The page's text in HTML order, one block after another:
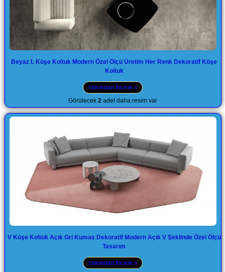
Beyaz L Köşe Koltuk Modern Özel Ölçü Üretim Her Renk Dekoratif Köşe
Koltuk
Yakından İncele »
Görülecek2 adet daha resim var
V Köşe Koltuk Açık Gri Kumaş Dekoratif Modern Açık V Şeklinde Özel Ölçü
Tasarım
Yakından İncele »